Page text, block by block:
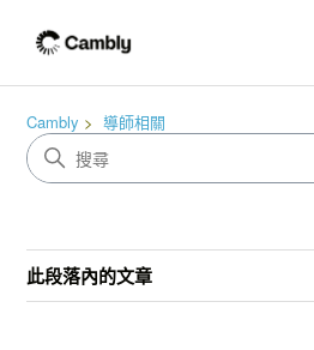
Cambly 導師相關
此段落內的文章